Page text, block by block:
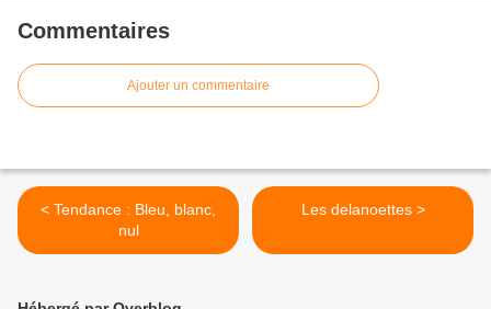
Commentaires
Ajouter un commentaire
< Tendance : Bleu, blanc,
nul
Les delanoettes >